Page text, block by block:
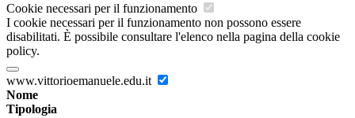
Cookie necessari per il funzionamento
I cookie necessari per il funzionamento non possono essere
disabilitati. È possibile consultare l'elenco nella pagina della cookie
policy.
www.vittorioemanuele.edu.it
Nome
Tipologia